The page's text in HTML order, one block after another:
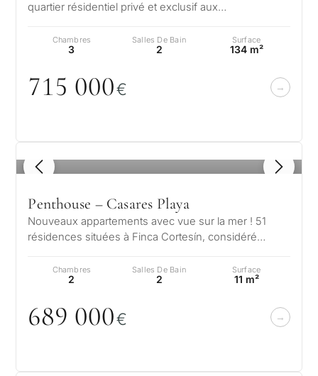
quartier résidentiel privé et exclusif aux
Chambres
3
Salles De Bain
2
Surface
134 m²
715 000€
1 / 8
Penthouse – Casares Playa
Nouveaux appartements avec vue sur la mer ! 51
résidences situées à Finca Cortesín, considéré
Chambres
2
Salles De Bain
2
Surface
11 m²
689 000€
QUESTIONNAIRE
Sélection
Dans
un
?